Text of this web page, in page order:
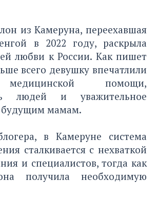
из Камеруна, переехавшая
в 2022 году, раскрыла
любви к России. Как пишет
всего девушку впечатлили
медицинской помощи,
людей и уважительное
мамам.
в Камеруне система
сталкивается с нехваткой
и специалистов, тогда как
получила необходимую